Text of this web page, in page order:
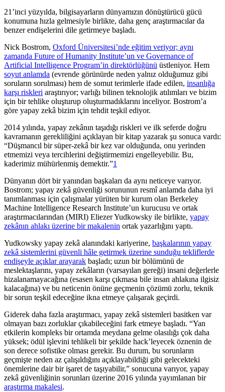
21’inci yüzyılda, bilgisayarların dünyamızın dönüştürücü gücü
konumuna hızla gelmesiyle birlikte, daha genç araştırmacılar da
benzer endişelerini dile getirmeye başladı.
Nick Bostrom, Oxford Üniversitesi’nde eğitim veriyor; aynı
zamanda Future of Humanity Institute’un ve Governance of
Artificial Intelligence Program’in direktörlüğünü üstleniyor. Hem
soyut anlamda (evrende görünürde neden yalnız olduğumuz gibi
soruların sorulması) hem de somut terimlerle ifade edilen, insanlığa
karşı riskleri araştırıyor; varlığı bilinen teknolojik atılımları ve bizim
için bir tehlike oluşturup oluşturmadıklarını inceliyor. Bostrom’a
göre yapay zekâ bizim için tehdit teşkil ediyor.
2014 yılında, yapay zekânın taşıdığı riskleri ve ilk seferde doğru
kavramanın gerekliliğini açıklayan bir kitap yazarak şu sonuca vardı:
“Düşmancıl bir süper-zekâ bir kez var olduğunda, onu yerinden
etmemizi veya tercihlerini değiştirmemizi engelleyebilir. Bu,
kaderimiz mühürlenmiş demektir.”⁠1
Dünyanın dört bir yanından başkaları da aynı neticeye varıyor.
Bostrom; yapay zekâ güvenliği sorununun resmî anlamda daha iyi
tanımlanması için çalışmalar yürüten bir kurum olan Berkeley
Machine Intelligence Research Institute’un kurucusu ve ortak
araştırmacılarından (MIRI) Eliezer Yudkowsky ile birlikte, yapay
zekânın ahlakı üzerine bir makalenin ortak yazarlığını yaptı.
Yudkowsky yapay zekâ alanındaki kariyerine, başkalarının yapay
zekâ sistemlerini güvenli hâle getirmek üzerine sunduğu tekliflerde
endişeyle açıklar arayarak başladı; uzun bir bölümünü de
meslektaşlarını, yapay zekâların (varsayılan gereği) insani değerlerle
hizalanamayacağına (esasen karşı çıkmasa bile insan ahlakına ilgisiz
kalacağına) ve bu neticenin önüne geçmenin çözümü zorlu, teknik
bir sorun teşkil edeceğine ikna etmeye çalışarak geçirdi.
Giderek daha fazla araştırmacı, yapay zekâ sistemleri basitken var
olmayan bazı zorluklar çıkabileceğini fark etmeye başladı. “Yan
etkilerin kompleks bir ortamda meydana gelme olasılığı çok daha
yüksek; ödül işlevini tehlikeli bir şekilde hack’leyecek öznenin de
son derece sofistike olması gerekir. Bu durum, bu sorunların
geçmişte neden az çalışıldığını açıklayabildiği gibi gelecekteki
önemlerine dair bir işaret de taşıyabilir,” sonucuna varıyor, yapay
zekâ güvenliğinin sorunları üzerine 2016 yılında yayımlanan bir
araştırma makalesi.